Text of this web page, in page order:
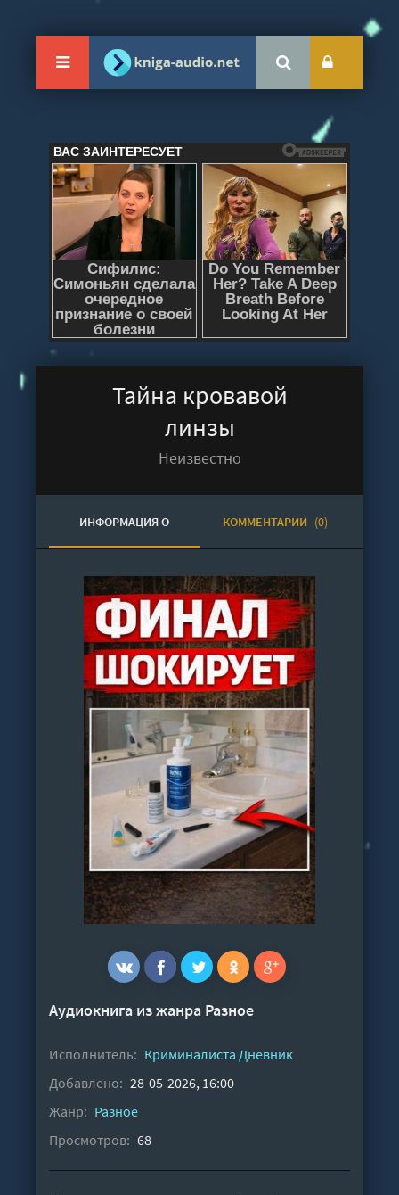
Тайна кровавой
линзы
Неизвестно
ИНФОРМАЦИЯ О
АУДИОКНИГЕ
КОММЕНТАРИИ (0)
Аудиокнига из жанра Разное
Исполнитель: Криминалиста Дневник
Добавлено: 28-05-2026, 16:00
Жанр: Разное
Просмотров: 68